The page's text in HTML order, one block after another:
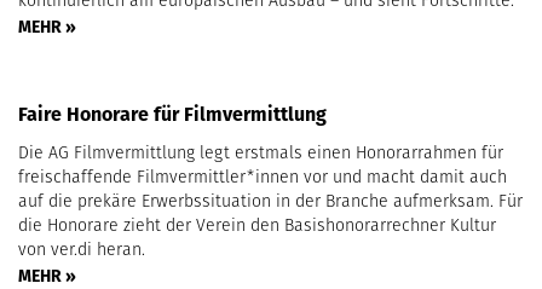
MEHR »
Faire Honorare für Filmvermittlung
Die AG Filmvermittlung legt erstmals einen Honorarrahmen für
freischaffende Filmvermittler*innen vor und macht damit auch
auf die prekäre Erwerbssituation in der Branche aufmerksam. Für
die Honorare zieht der Verein den Basishonorarrechner Kultur
von ver.di heran.
MEHR »